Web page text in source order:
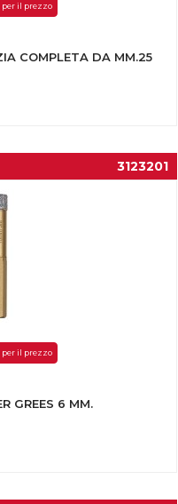
per il prezzo
COMPLETA DA MM.25
3123201
per il prezzo
GREES 6 MM.